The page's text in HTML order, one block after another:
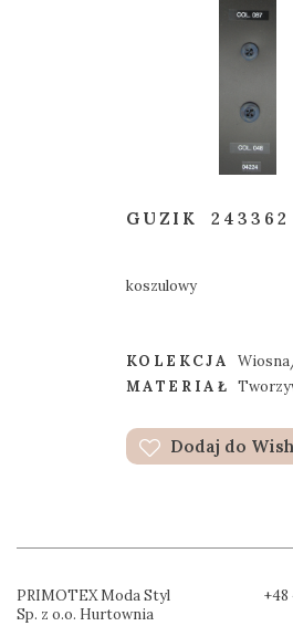
GUZIK 243362
koszulowy
KOLEKCJA
MATERIAŁ
Dodaj do
PRIMOTEX Moda Styl
Sp. z o.o. Hurtownia
+48